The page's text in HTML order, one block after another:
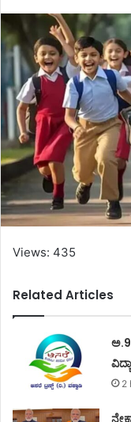
Views: 435
Related Articles
2